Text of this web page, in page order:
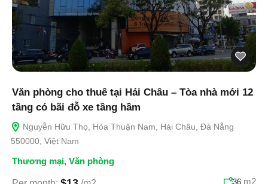
Văn phòng cho thuê tại Hải Châu – Tòa nhà mới 12
tầng có bãi đỗ xe tầng hầm
Nguyễn Hữu Thọ, Hòa Thuận Nam, Hải Châu, Đà Nẵng
550000, Việt Nam
Thương mại, Văn phòng
36 m2